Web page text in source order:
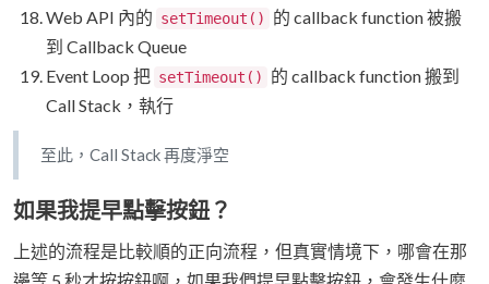
Web API 內的 setTimeout()
的 callback function 被搬
到 Callback Queue
Event Loop 把 setTimeout()
的 callback function 搬到
Call Stack，執行
至此，Call Stack 再度淨空
如果我提早點擊按鈕？
上述的流程是比較順的正向流程，但真實情境下，哪會在那